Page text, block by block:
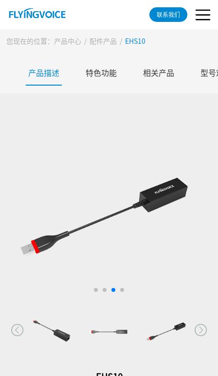
联系我们
您现在的位置： 产品中心 / 配件产品 / EHS10
产品描述 特色功能 相关产品 型号